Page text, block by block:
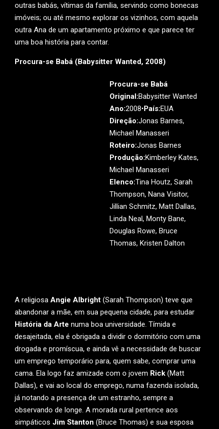
outras babás, vítimas da família, servindo como bonecas
imóveis; ou até mesmo explorar os vizinhos, com aquela
outra Ana de um apartamento próximo e que parece ter
uma boa história para contar.
Procura-se Babá (Babysitter Wanted, 2008)
Procura-se Babá
Original:Babysitter Wanted
Ano:2008•País:EUA
Direção:Jonas Barnes,
Michael Manasseri
Roteiro:Jonas Barnes
Produção:Kimberley Kates,
Michael Manasseri
Elenco:Tina Houtz, Sarah
Thompson, Nana Visitor,
Jillian Schmitz, Matt Dallas,
Linda Neal, Monty Bane,
Douglas Rowe, Bruce
Thomas, Kristen Dalton
A religiosa Angie Albright (Sarah Thompson) teve que
abandonar a mãe, em sua pequena cidade, para estudar
História da Arte numa boa universidade. Tímida e
desajeitada, ela é obrigada a dividir o dormitório com uma
drogada e promíscua, e ainda vê a necessidade de buscar
um emprego temporário para, quem sabe, comprar uma
cama. Ela logo faz amizade com o jovem Rick (Matt
Dallas), e vai ao local do emprego, numa fazenda isolada,
já notando a presença de um estranho, sempre a
observando de longe. A morada rural pertence aos
simpáticos Jim Stanton (Bruce Thomas) e sua esposa